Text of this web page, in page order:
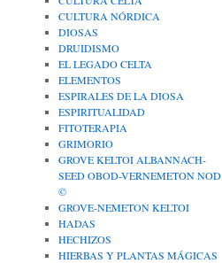
CULTURA NÓRDICA
DIOSAS
DRUIDISMO
EL LEGADO CELTA
ELEMENTOS
ESPIRALES DE LA DIOSA
ESPIRITUALIDAD
FITOTERAPIA
GRIMORIO
GROVE KELTOI ALBANNACH-
SEED OBOD-VERNEMETON NOD
©
GROVE-NEMETON KELTOI
HADAS
HECHIZOS
HIERBAS Y PLANTAS MÁGICAS